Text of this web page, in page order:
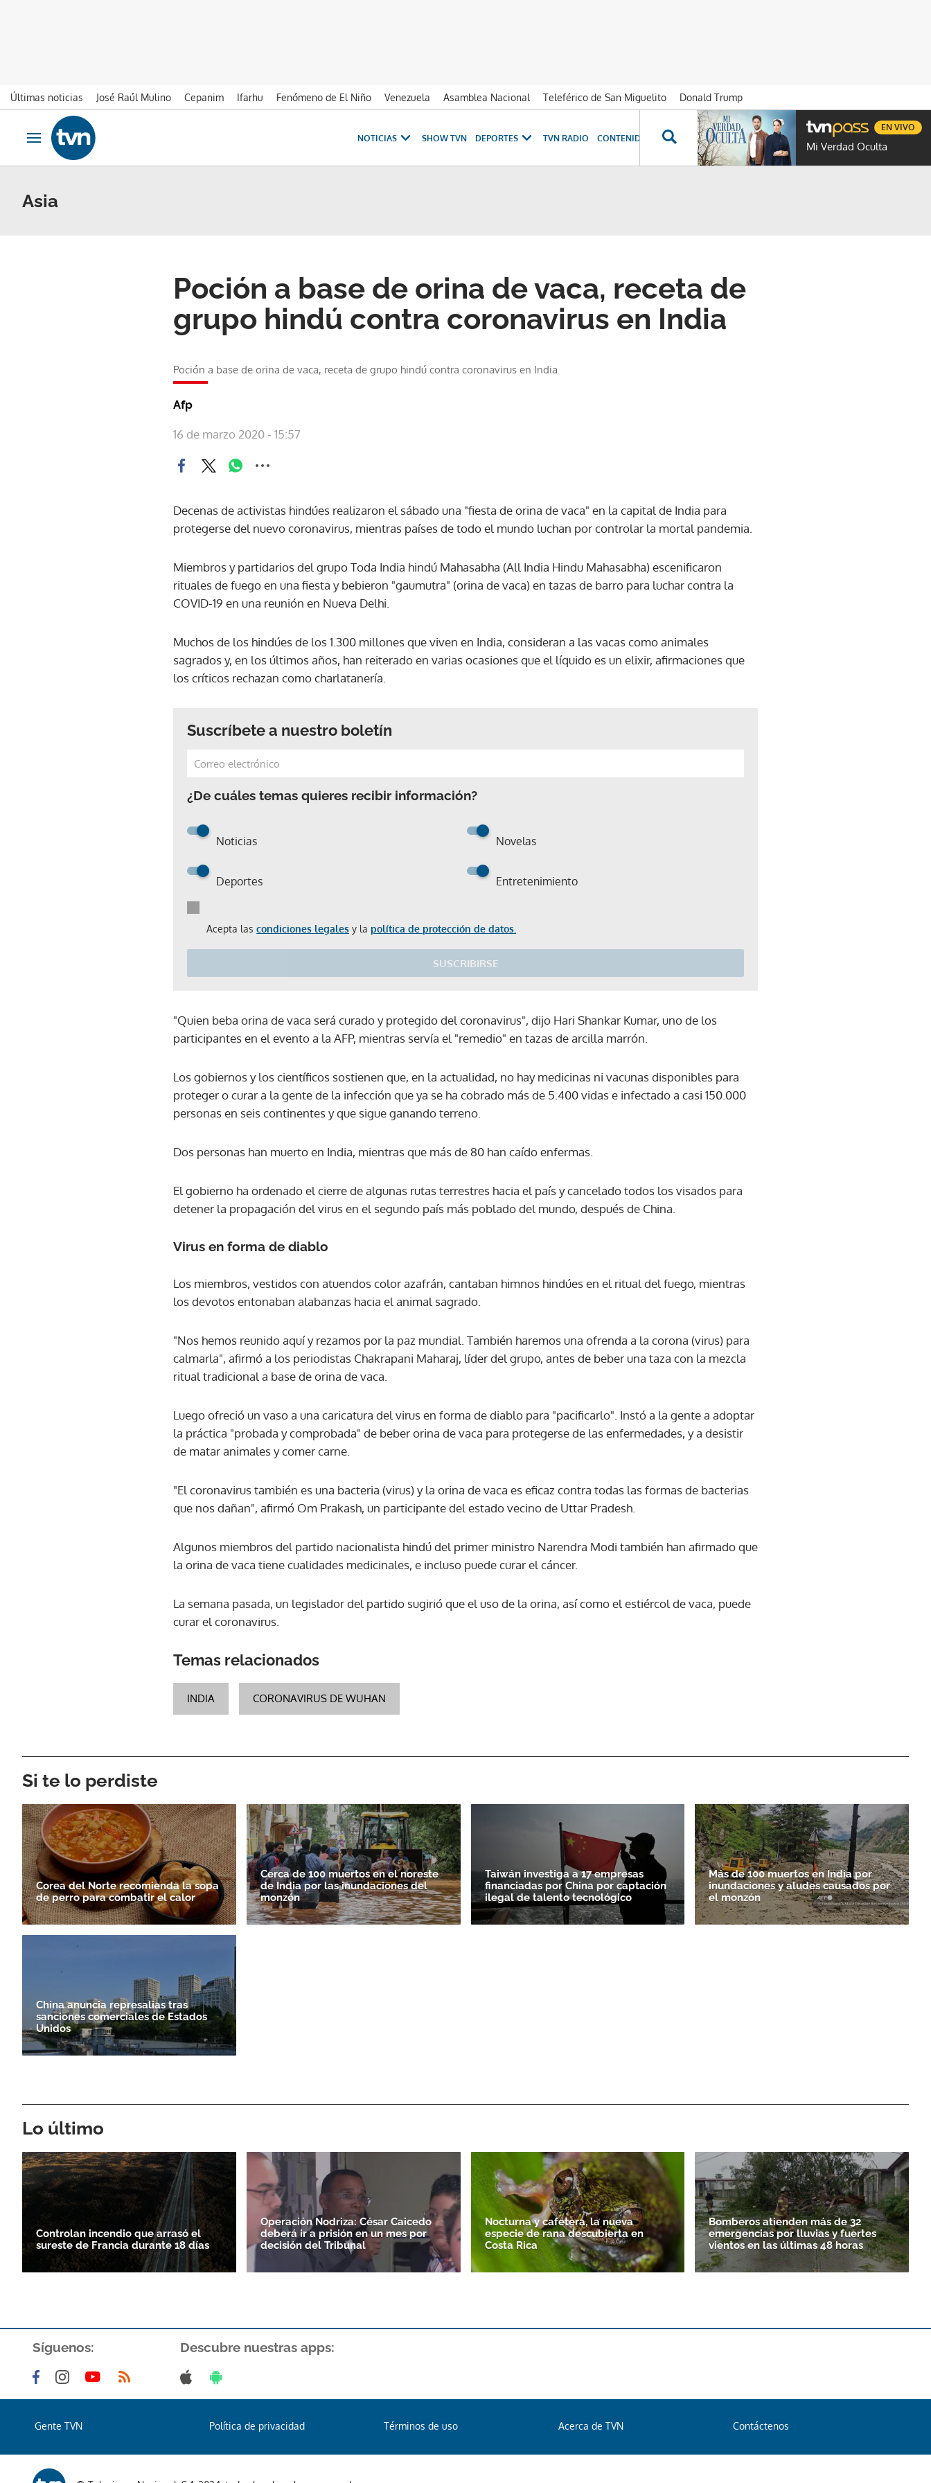
Últimas noticias José Raúl Mulino Cepanim Ifarhu Fenómeno de El Niño Venezuela Asamblea Nacional Teleférico de San Miguelito
Donald Trump
Ir al contenido
Obrir navegació
NOTICIAS SHOW TVN DEPORTES TVN RADIO CONTENIDOS ESPECIALES NOVELAS PROGRAMAS GENTE TVN
Mi Verdad Oculta
EN VIVO
Asia
Poción a base de orina de vaca, receta de
grupo hindú contra coronavirus en India
Poción a base de orina de vaca, receta de grupo hindú contra coronavirus en India
Afp
16 de marzo 2020 - 15:57
Decenas de activistas hindúes realizaron el sábado una "fiesta de orina de vaca" en la capital de India para
protegerse del nuevo coronavirus, mientras países de todo el mundo luchan por controlar la mortal pandemia.
Miembros y partidarios del grupo Toda India hindú Mahasabha (All India Hindu Mahasabha) escenificaron
rituales de fuego en una fiesta y bebieron "gaumutra" (orina de vaca) en tazas de barro para luchar contra la
COVID-19 en una reunión en Nueva Delhi.
Muchos de los hindúes de los 1.300 millones que viven en India, consideran a las vacas como animales
sagrados y, en los últimos años, han reiterado en varias ocasiones que el líquido es un elixir, afirmaciones que
los críticos rechazan como charlatanería.
Suscríbete a nuestro boletín
¿De cuáles temas quieres recibir información?
Noticias Novelas
Deportes Entretenimiento
Acepta las condiciones legales y la política de protección de datos.
SUSCRIBIRSE
Gracias por suscribirte a nuestro boletín.
"Quien beba orina de vaca será curado y protegido del coronavirus", dijo Hari Shankar Kumar, uno de los
participantes en el evento a la AFP, mientras servía el "remedio" en tazas de arcilla marrón.
Los gobiernos y los científicos sostienen que, en la actualidad, no hay medicinas ni vacunas disponibles para
proteger o curar a la gente de la infección que ya se ha cobrado más de 5.400 vidas e infectado a casi 150.000
personas en seis continentes y que sigue ganando terreno.
Dos personas han muerto en India, mientras que más de 80 han caído enfermas.
El gobierno ha ordenado el cierre de algunas rutas terrestres hacia el país y cancelado todos los visados para
detener la propagación del virus en el segundo país más poblado del mundo, después de China.
Virus en forma de diablo
Los miembros, vestidos con atuendos color azafrán, cantaban himnos hindúes en el ritual del fuego, mientras
los devotos entonaban alabanzas hacia el animal sagrado.
"Nos hemos reunido aquí y rezamos por la paz mundial. También haremos una ofrenda a la corona (virus) para
calmarla", afirmó a los periodistas Chakrapani Maharaj, líder del grupo, antes de beber una taza con la mezcla
ritual tradicional a base de orina de vaca.
Luego ofreció un vaso a una caricatura del virus en forma de diablo para "pacificarlo". Instó a la gente a adoptar
la práctica "probada y comprobada" de beber orina de vaca para protegerse de las enfermedades, y a desistir
de matar animales y comer carne.
"El coronavirus también es una bacteria (virus) y la orina de vaca es eficaz contra todas las formas de bacterias
que nos dañan", afirmó Om Prakash, un participante del estado vecino de Uttar Pradesh.
Algunos miembros del partido nacionalista hindú del primer ministro Narendra Modi también han afirmado que
la orina de vaca tiene cualidades medicinales, e incluso puede curar el cáncer.
La semana pasada, un legislador del partido sugirió que el uso de la orina, así como el estiércol de vaca, puede
curar el coronavirus.
Temas relacionados
INDIA CORONAVIRUS DE WUHAN
Si te lo perdiste
Corea del Norte recomienda la sopa
de perro para combatir el calor
Cerca de 100 muertos en el noreste
de India por las inundaciones del
monzón
Taiwán investiga a 17 empresas
financiadas por China por captación
ilegal de talento tecnológico
Más de 100 muertos en India por
inundaciones y aludes causados por
el monzón
China anuncia represalias tras
sanciones comerciales de Estados
Unidos
Lo último
Controlan incendio que arrasó el
sureste de Francia durante 18 días
Operación Nodriza: César Caicedo
deberá ir a prisión en un mes por
decisión del Tribunal
Nocturna y cafetera, la nueva
especie de rana descubierta en
Costa Rica
Bomberos atienden más de 32
emergencias por lluvias y fuertes
vientos en las últimas 48 horas
Síguenos: Descubre nuestras apps:
Gente TVN Política de privacidad Términos de uso Acerca de TVN Contáctenos